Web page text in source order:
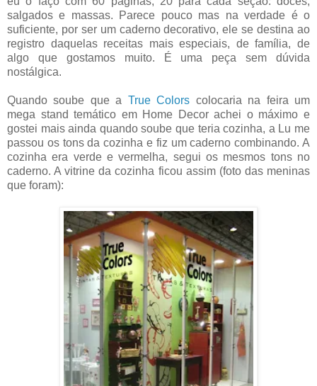
salgados e massas. Parece pouco mas na verdade é o
suficiente, por ser um caderno decorativo, ele se destina ao
registro daquelas receitas mais especiais, de família, de
algo que gostamos muito. É uma peça sem dúvida
nostálgica.
Quando soube que a True Colors colocaria na feira um
mega stand temático em Home Decor achei o máximo e
gostei mais ainda quando soube que teria cozinha, a Lu me
passou os tons da cozinha e fiz um caderno combinando. A
cozinha era verde e vermelha, segui os mesmos tons no
caderno. A vitrine da cozinha ficou assim (foto das meninas
que foram):